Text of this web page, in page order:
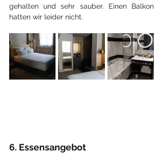
gehalten und sehr sauber. Einen Balkon
hatten wir leider nicht.
6. Essensangebot